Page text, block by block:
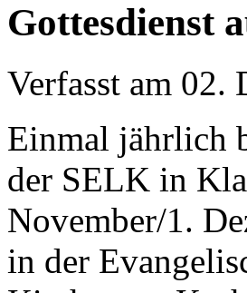
Gottesdienst
Verfasst am 02.
Einmal jährlich
der SELK in
November/1.
in der